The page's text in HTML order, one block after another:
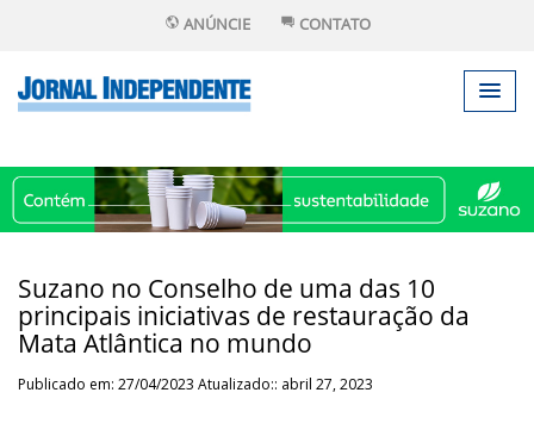
ANÚNCIE CONTATO
Suzano no Conselho de uma das 10
principais iniciativas de restauração da
Mata Atlântica no mundo
Publicado em: 27/04/2023 Atualizado:: abril 27, 2023